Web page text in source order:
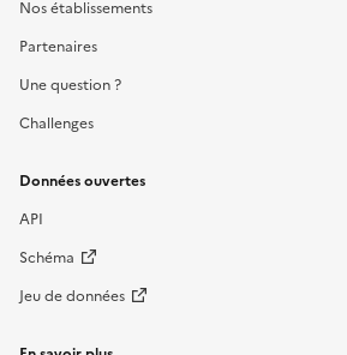
Nos établissements
Partenaires
Une question ?
Challenges
Données ouvertes
API
Schéma
Jeu de données